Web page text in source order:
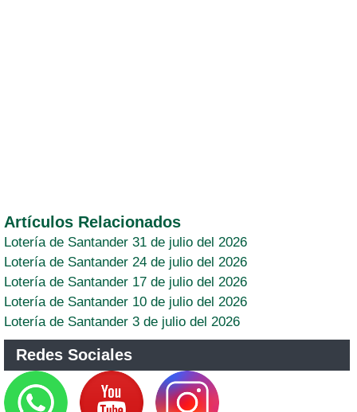
Artículos Relacionados
Lotería de Santander 31 de julio del 2026
Lotería de Santander 24 de julio del 2026
Lotería de Santander 17 de julio del 2026
Lotería de Santander 10 de julio del 2026
Lotería de Santander 3 de julio del 2026
Redes Sociales